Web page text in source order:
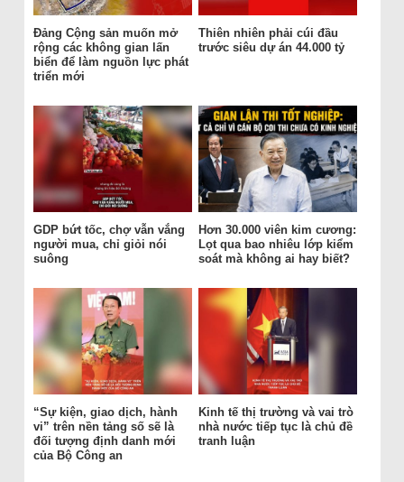
Đảng Cộng sản muốn mở
rộng các không gian lấn
biển để làm nguồn lực phát
triển mới
Thiên nhiên phải cúi đầu
trước siêu dự án 44.000 tỷ
GDP bứt tốc, chợ vẫn vắng
người mua, chỉ giỏi nói
suông
Hơn 30.000 viên kim cương:
Lọt qua bao nhiêu lớp kiểm
soát mà không ai hay biết?
“Sự kiện, giao dịch, hành
vi” trên nền tảng số sẽ là
đối tượng định danh mới
của Bộ Công an
Kinh tế thị trường và vai trò
nhà nước tiếp tục là chủ đề
tranh luận